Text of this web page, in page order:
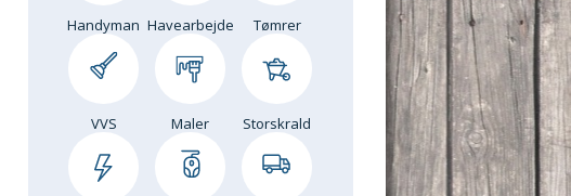
Handyman Havearbejde Tømrer
VVS Maler Storskrald